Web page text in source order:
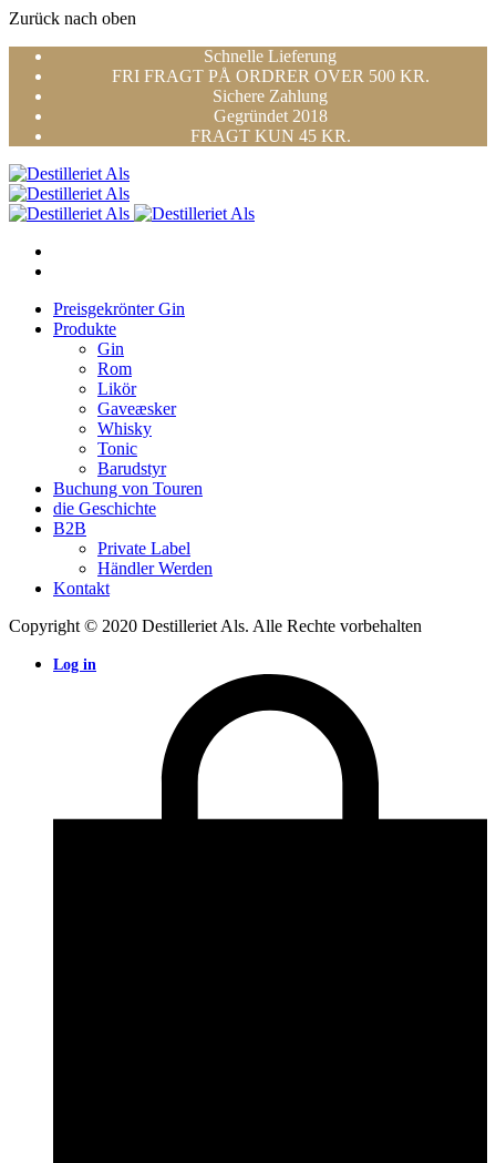
Zurück nach oben
Skip
content
Schnelle Lieferung
FRI FRAGT PÅ ORDRER OVER 500 KR.
Sichere Zahlung
Gegründet 2018
FRAGT KUN 45 KR.
Preisgekrönter Gin
Produkte
Gin
Rom
Likör
Gaveæsker
Whisky
Tonic
Barudstyr
Buchung von Touren
die Geschichte
B2B
Private Label
Händler Werden
Kontakt
Copyright © 2020 Destilleriet Als. Alle Rechte vorbehalten
Log in